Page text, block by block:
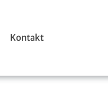
Kontakt